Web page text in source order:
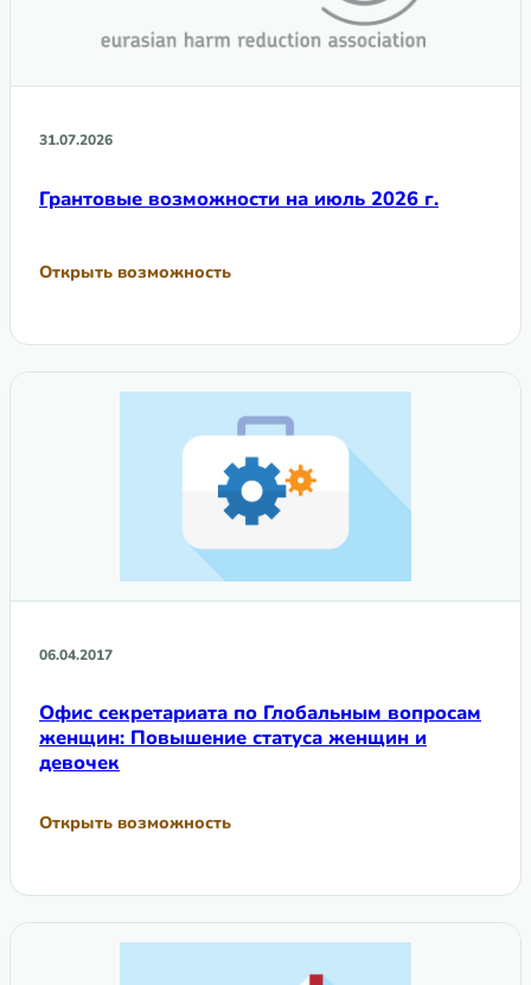
31.07.2026
Грантовые возможности на июль 2026 г.
Открыть возможность
06.04.2017
Офис секретариата по Глобальным вопросам
женщин: Повышение статуса женщин и
девочек
Открыть возможность